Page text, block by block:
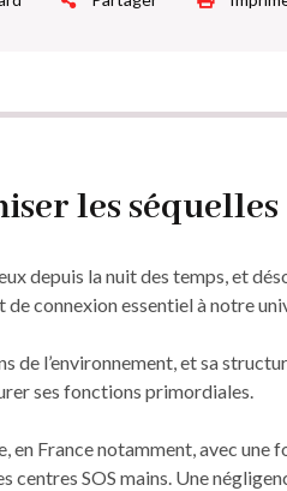
les séquelles
depuis la nuit des temps, et
de connexion essentiel à notre
de l’environnement, et sa
ses fonctions primordiales.
en France notamment, avec une
SOS mains. Une